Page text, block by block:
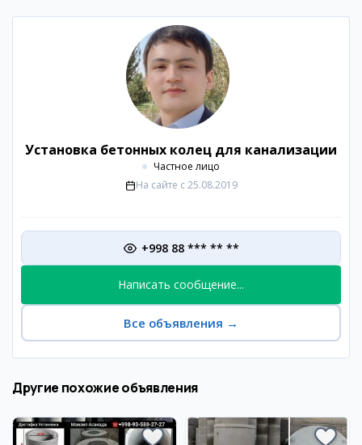
Установка бетонных колец для канализации
Частное лицо
На сайте с 25.08.2019
+998 88 *** ** **
Написать сообщение...
Все объявления →
Другие похожие объявления